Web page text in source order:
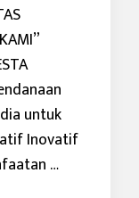
untuk
Inovatif
…